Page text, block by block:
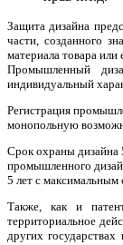
Защита дизайна
части, созданного
материала товара или
Промышленный
индивидуальный
Регистрация
монопольную
Срок охраны дизайна
промышленного
5 лет с максимальным
Также, как и
территориальное
других